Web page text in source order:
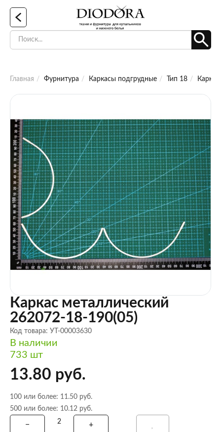
Главная Фурнитура Каркасы подгрудные Тип 18
Каркас металлический
262072-18-190(05)
Код товара: УТ-00003630
В наличии
733 шт
13.80 руб.
100 или более: 11.50 руб.
500 или более: 10.12 руб.